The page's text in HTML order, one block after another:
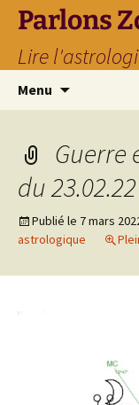
Parlons
Lire
Menu
Guerre
du
Publié le 7 mars
astrologique